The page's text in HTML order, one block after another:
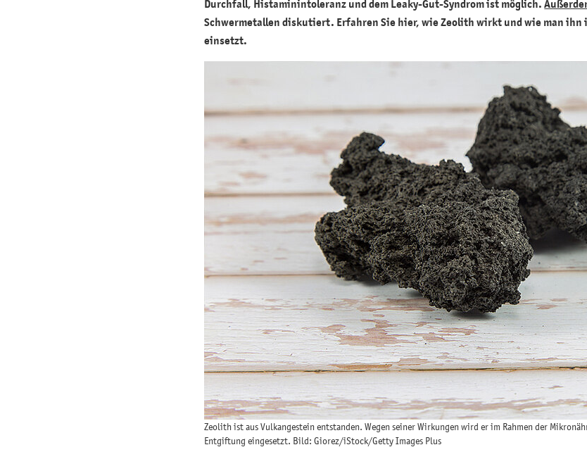
Durchfall, Histaminintoleranz und dem Leaky-Gut-Syndrom ist möglich.
Schwermetallen diskutiert. Erfahren Sie hier, wie Zeolith wirkt und wie man
einsetzt.
Zeolith ist aus Vulkangestein entstanden. Wegen seiner Wirkungen wird er im Rahmen der
Entgiftung eingesetzt. Bild: Giorez/iStock/Getty Images Plus